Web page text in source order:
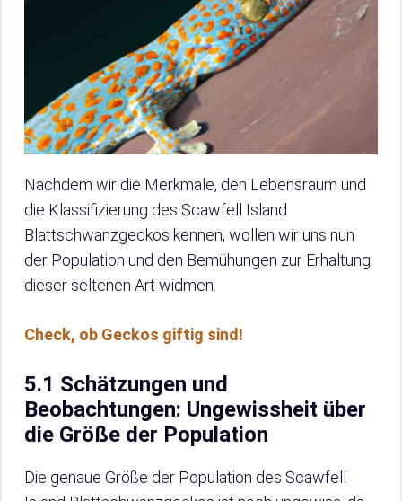
Nachdem wir die Merkmale, den Lebensraum und
die Klassifizierung des Scawfell Island
Blattschwanzgeckos kennen, wollen wir uns nun
der Population und den Bemühungen zur Erhaltung
dieser seltenen Art widmen.
Check, ob Geckos giftig sind!
5.1 Schätzungen und
Beobachtungen: Ungewissheit über
die Größe der Population
Die genaue Größe der Population des Scawfell